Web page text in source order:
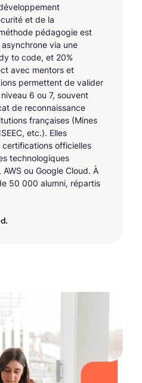
et de la
pédagogie est
via une
to code, et 20%
avec mentors et
permettent de valider
6 ou 7, souvent
de reconnaissance
françaises (Mines
etc.). Elles
officielles
technologiques
ou Google Cloud. À
50 000 alumni, répartis